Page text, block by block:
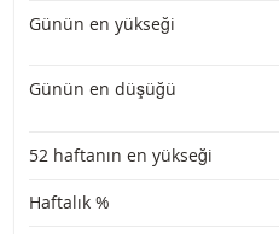
Günün en yükseği
Günün en düşüğü
52 haftanın en yükseği
Haftalık %